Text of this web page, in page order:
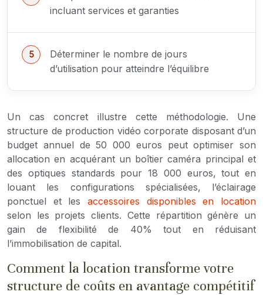
incluant services et garanties
Déterminer le nombre de jours
d’utilisation pour atteindre l’équilibre
Un cas concret illustre cette méthodologie. Une
structure de production vidéo corporate disposant d’un
budget annuel de 50 000 euros peut optimiser son
allocation en acquérant un boîtier caméra principal et
des optiques standards pour 18 000 euros, tout en
louant les configurations spécialisées, l’éclairage
ponctuel et les accessoires disponibles en location
selon les projets clients. Cette répartition génère un
gain de flexibilité de 40% tout en réduisant
l’immobilisation de capital.
Comment la location transforme votre
structure de coûts en avantage compétitif